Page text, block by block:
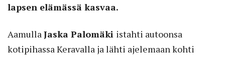
lapsen elämässä kasvaa.
AamullaJaska Palomäki istahti autoonsa
kotipihassa Keravalla ja lähti ajelemaan kohti